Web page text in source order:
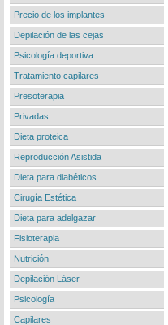
Precio de los implantes
Depilación de las cejas
Psicología deportiva
Tratamiento capilares
Presoterapia
Privadas
Dieta proteica
Reproducción Asistida
Dieta para diabéticos
Cirugía Estética
Dieta para adelgazar
Fisioterapia
Nutrición
Depilación Láser
Psicología
Capilares